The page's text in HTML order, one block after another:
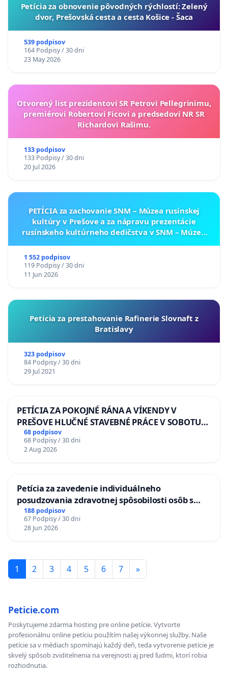
​Petícia za obnovenie pôvodných rýchlostí: Zelený
dvor, Prešovská cesta a cesta Košice - Šaca
539 podpisov
164 Podpisy / 30 dni
23 May 2026
Otvorený list prezidentovi SR Petrovi Pellegrinimu,
premiérovi Robertovi Ficovi a predsedovi NR SR
Richardovi Rašimu.
133 podpisov
133 Podpisy / 30 dni
20 Jul 2026
PETÍCIA za zachovanie SNM – Múzea rusínskej
kultúry v Prešove a za nápravu prezentácie
rusínskeho kultúrneho dedičstva v SNM – Múzeu
1 552 podpisov
119 Podpisy / 30 dni
11 Jun 2026
Peticia za prestahovanie Rafinerie Slovnaft z
Bratislavy
323 podpisov
84 Podpisy / 30 dni
29 Jul 2021
PETÍCIA ZA POKOJNÉ RÁNA A VÍKENDY V
PREŠOVE HLUČNÉ STAVEBNÉ PRÁCE V SOBOTU
LEN OD 9.00 DO 13.00 HOD., CEZ PRACOVNÝ
TÝŽDEŇ CIEĽ 8.00 – 18.00 HOD. A PRAVIDELNÁ
KONTROLA STAVBY C-AREA NA
68 podpisov
68 Podpisy / 30 dni
2 Aug 2026
Petícia za zavedenie individuálneho
posudzovania zdravotnej spôsobilosti osôb s
diabetom 1. a 2. typu pri prijímaní do
Policajného zboru SR
188 podpisov
67 Podpisy / 30 dni
28 Jun 2026
1 2 3 4 5 6 7 »
Peticie.com
Poskytujeme zdarma hosting pre online petície. Vytvorte
profesionálnu online petíciu použítím našej výkonnej služby. Naše
petície sa v médiach spomínajú každý deň, teda vytvorenie petície je
skvelý spôsob zviditelnenia na verejnosti aj pred ľudmi, ktorí robia
rozhodnutia.